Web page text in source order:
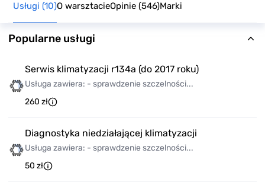
Usługi (10)O warsztacieOpinie (546)Marki
Popularne usługi
Serwis klimatyzacji r134a (do 2017 roku)
Usługa zawiera: - sprawdzenie szczelności...
260 zł
Diagnostyka niedziałającej klimatyzacji
Usługa zawiera: - sprawdzenie szczelności...
50 zł